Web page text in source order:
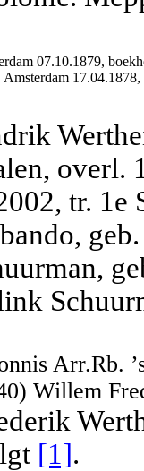
07.10.1879,
overl.
tr.
Arr.Rb.
Willem
[1].